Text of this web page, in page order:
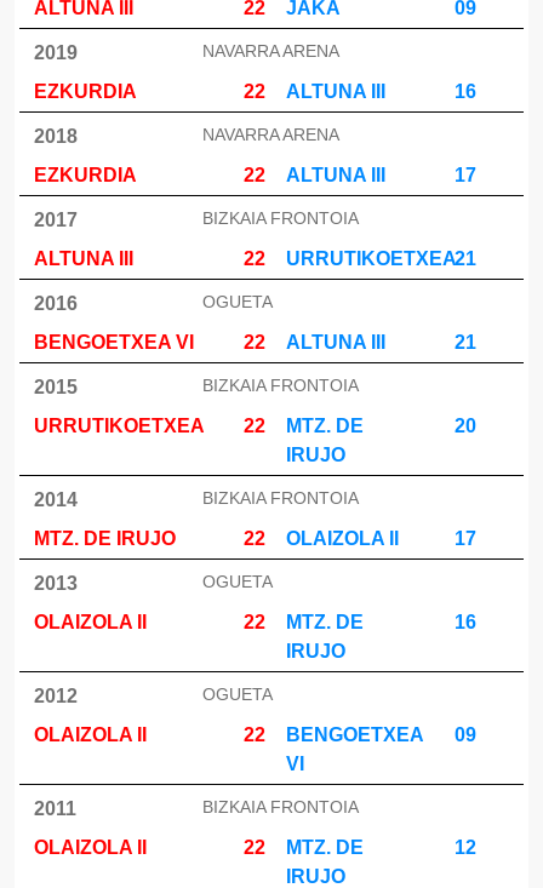
ALTUNA III
22 JAKA 09
2019
EZKURDIA
22 ALTUNA III 16
NAVARRA ARENA
2018
EZKURDIA
22 ALTUNA III 17
NAVARRA ARENA
2017
ALTUNA III
22 URRUTIKOETXEA21
BIZKAIA FRONTOIA
2016
BENGOETXEA VI
22 ALTUNA III 21
OGUETA
2015
URRUTIKOETXEA
22
MTZ. DE
IRUJO
20
BIZKAIA FRONTOIA
2014
MTZ. DE IRUJO
22 OLAIZOLA II 17
BIZKAIA FRONTOIA
2013
OLAIZOLA II
22
MTZ. DE
IRUJO
16
OGUETA
2012
OLAIZOLA II
22
BENGOETXEA
VI
09
OGUETA
2011
OLAIZOLA II
22
MTZ. DE
IRUJO
12
BIZKAIA FRONTOIA